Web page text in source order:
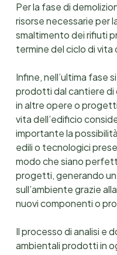
Per la fase di
risorse necessarie per
smaltimento dei rifiuti
termine del ciclo di vita
Infine, nell’ultima fase
prodotti dal cantiere di
in altre opere o
vita dell’edificio
importante la
edili o tecnologici
modo che siano
progetti, generando
sull’ambiente grazie
nuovi componenti o
Il processo di analisi e
ambientali prodotti in